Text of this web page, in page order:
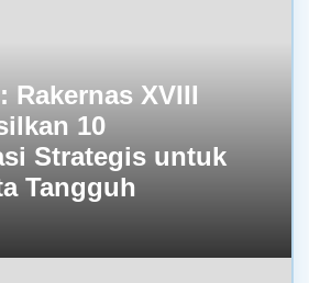
Rakernas XVIII
10
Strategis untuk
Tangguh